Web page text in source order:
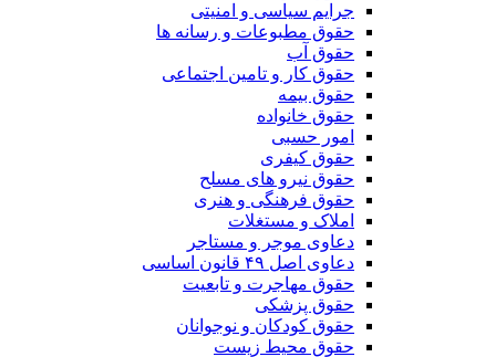
جرایم سیاسی و امنیتی
حقوق مطبوعات و رسانه ها
حقوق آب
حقوق کار و تامین اجتماعی
حقوق بیمه
حقوق خانواده
امور حسبی
حقوق کیفری
حقوق نیرو های مسلح
حقوق فرهنگی و هنری
املاک و مستغلات
دعاوی موجر و مستاجر
دعاوی اصل ۴۹ قانون اساسی
حقوق مهاجرت و تابعیت
حقوق پزشکی
حقوق کودکان و نوجوانان
حقوق محیط زیست